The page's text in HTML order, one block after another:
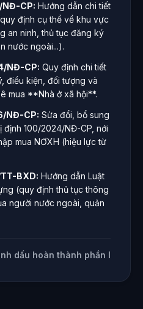
NĐ-CP: Hướng dẫn chi tiết
định cụ thể về khu vực
an ninh, thủ tục đăng ký
nước ngoài...).
NĐ-CP: Quy định chi tiết
điều kiện, đối tượng và
mua **Nhà ở xã hội**.
NĐ-CP: Sửa đổi, bổ sung
định 100/2024/NĐ-CP, nới
mua NƠXH (hiệu lực từ
BXD: Hướng dẫn Luật
(quy định thủ tục thông
người nước ngoài, quản
dấu hoàn thành phần I